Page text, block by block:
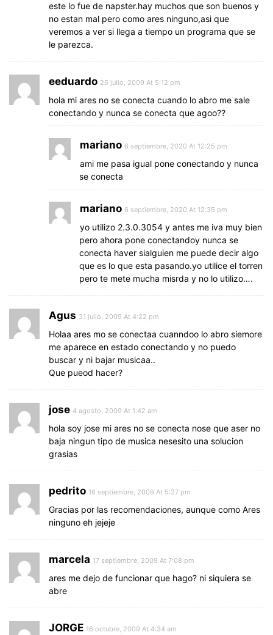
este lo fue de napster.hay muchos que son buenos y
no estan mal pero como ares ninguno,asi que
veremos a ver si llega a tiempo un programa que se
le parezca.
eeduardo 25 julio, 2009 At 5:12 pm
hola mi ares no se conecta cuando lo abro me sale
conectando y nunca se conecta que agoo??
mariano 6 septiembre, 2020 At 12:25 pm
ami me pasa igual pone conectando y nunca
se conecta
mariano 6 septiembre, 2020 At 12:35 pm
yo utilizo 2.3.0.3054 y antes me iva muy bien
pero ahora pone conectandoy nunca se
conecta haver sialguien me puede decir algo
que es lo que esta pasando.yo utilice el torren
pero te mete mucha misrda y no lo utilizo….
Agus 31 julio, 2009 At 4:22 pm
Holaa ares mo se conectaa cuanndoo lo abro siemore
me aparece en estado conectando y no puedo
buscar y ni bajar musicaa..
Que pueod hacer?
jose 4 agosto, 2009 At 1:42 am
hola soy jose mi ares no se conecta nose que aser no
baja ningun tipo de musica nesesito una solucion
grasias
pedrito 16 septiembre, 2009 At 5:27 pm
Gracias por las recomendaciones, aunque como Ares
ninguno eh jejeje
marcela 17 septiembre, 2009 At 7:08 pm
ares me dejo de funcionar que hago? ni siquiera se
abre
JORGE 16 octubre, 2009 At 4:34 am